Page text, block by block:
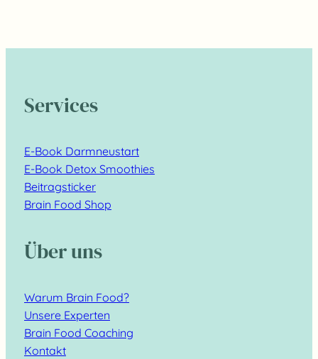
Services
E-Book Darmneustart
E-Book Detox Smoothies
Beitragsticker
Brain Food Shop
Über uns
Warum Brain Food?
Unsere Experten
Brain Food Coaching
Kontakt